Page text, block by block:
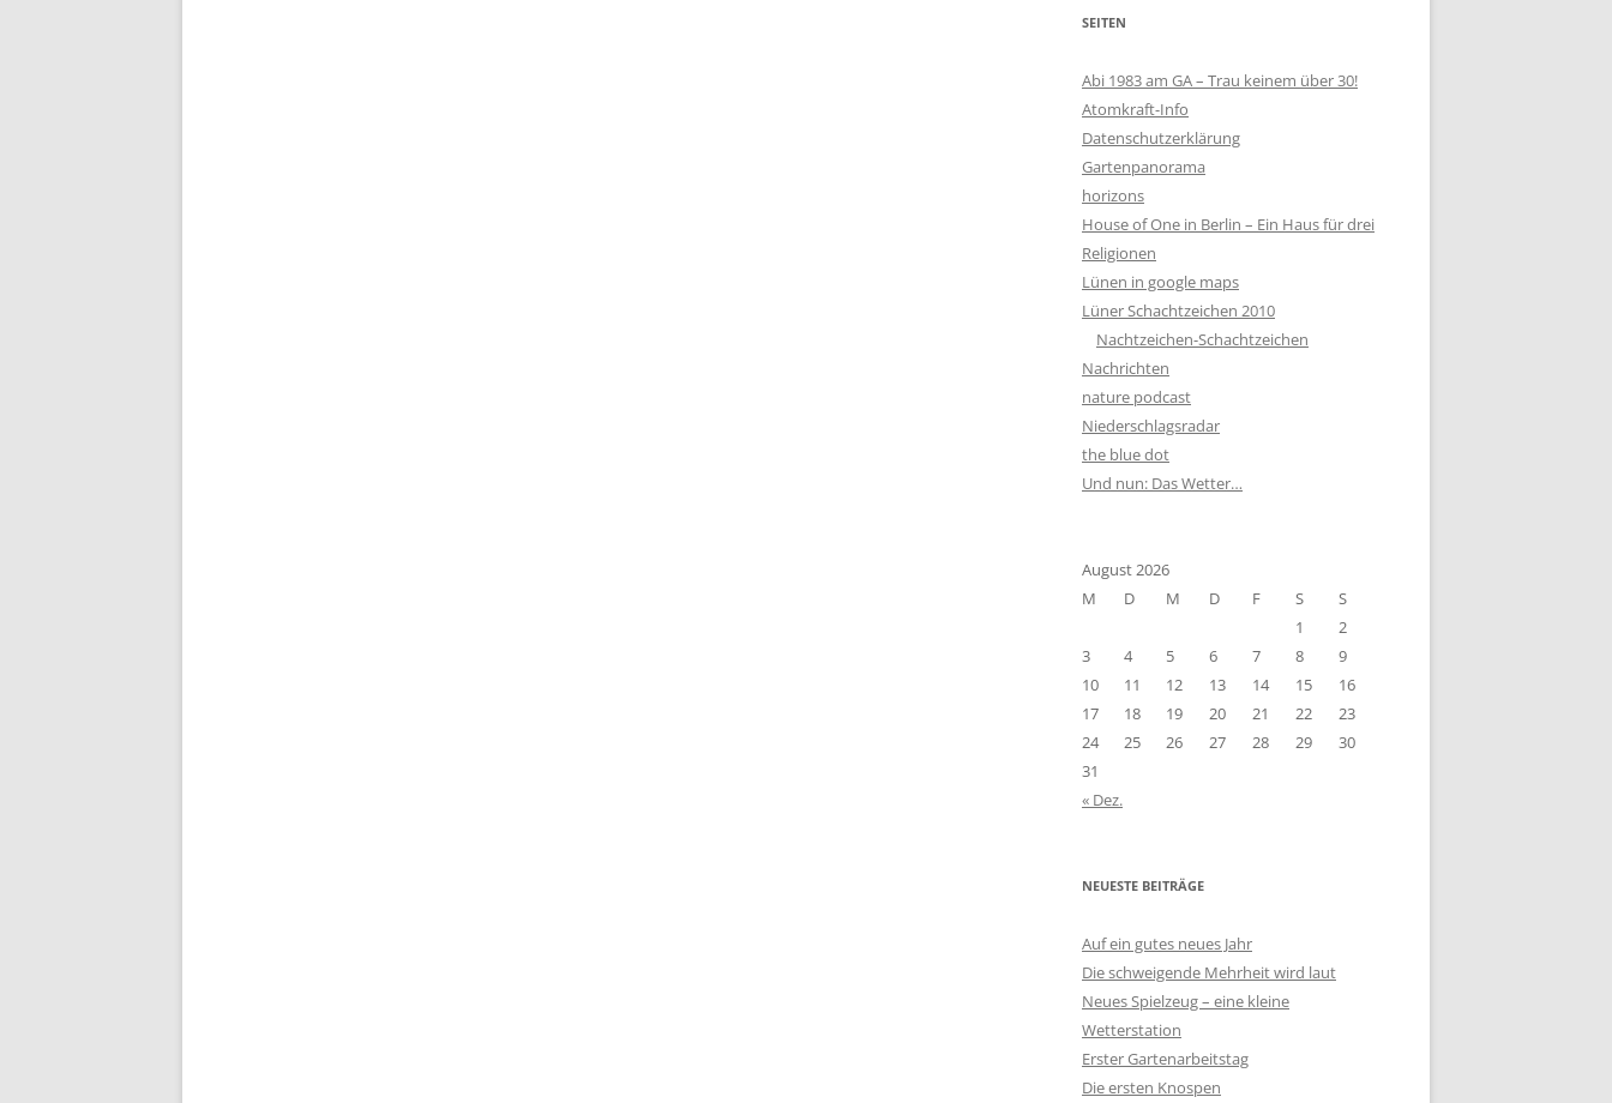
SEITEN
Abi 1983 am GA – Trau keinem über 30!
Atomkraft-Info
Datenschutzerklärung
Gartenpanorama
horizons
House of One in Berlin – Ein Haus für drei
Religionen
Lünen in google maps
Lüner Schachtzeichen 2010
Nachtzeichen-Schachtzeichen
Nachrichten
nature podcast
Niederschlagsradar
the blue dot
Und nun: Das Wetter…
August 2026
M
D M D F S
S
1
2
3
4 5 6 7 8
9
10
11 12 13 14 15
16
17
18 19 20 21 22
23
24
25 26 27 28 29
30
31
« Dez.
NEUESTE BEITRÄGE
Auf ein gutes neues Jahr
Die schweigende Mehrheit wird laut
Neues Spielzeug – eine kleine
Wetterstation
Erster Gartenarbeitstag
Die ersten Knospen